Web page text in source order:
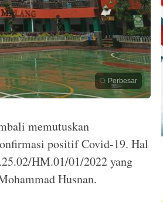
Perbesar
memutuskan
positif Covid-19. Hal
HM.01/01/2022 yang
Husnan.